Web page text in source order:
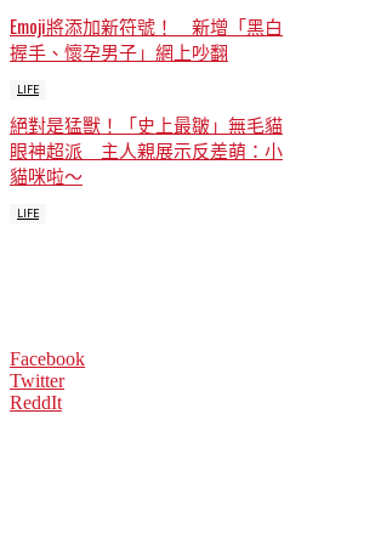
Emoji將添加新符號！ 新增「黑白
握手、懷孕男子」網上吵翻
LIFE
絕對是猛獸！「史上最皺」無毛貓
眼神超派 主人親展示反差萌：小
貓咪啦～
LIFE
Facebook
Twitter
ReddIt